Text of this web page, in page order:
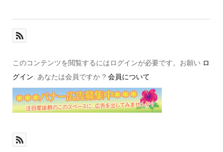
このコンテンツを閲覧するにはログインが必要です。お願い ロ
グイン . あなたは会員ですか ? 会員について